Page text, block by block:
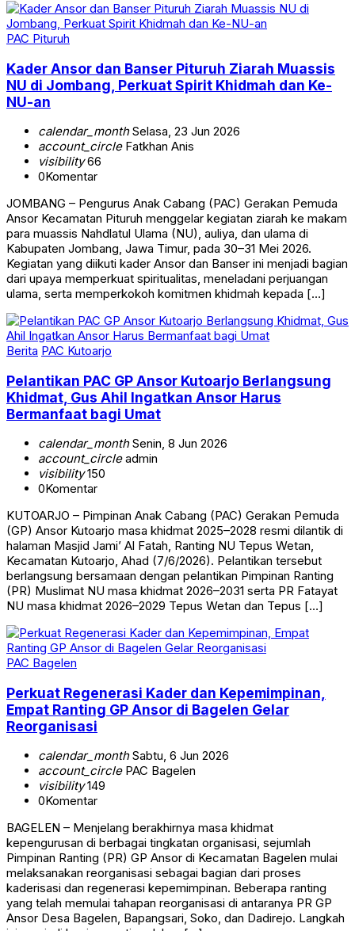
PAC Pituruh
Kader Ansor dan Banser Pituruh Ziarah Muassis
NU di Jombang, Perkuat Spirit Khidmah dan Ke-
NU-an
calendar_monthSelasa, 23 Jun 2026
account_circleFatkhan Anis
visibility66
0Komentar
JOMBANG – Pengurus Anak Cabang (PAC) Gerakan Pemuda
Ansor Kecamatan Pituruh menggelar kegiatan ziarah ke makam
para muassis Nahdlatul Ulama (NU), auliya, dan ulama di
Kabupaten Jombang, Jawa Timur, pada 30–31 Mei 2026.
Kegiatan yang diikuti kader Ansor dan Banser ini menjadi bagian
dari upaya memperkuat spiritualitas, meneladani perjuangan
ulama, serta memperkokoh komitmen khidmah kepada […]
Berita PAC Kutoarjo
Pelantikan PAC GP Ansor Kutoarjo Berlangsung
Khidmat, Gus Ahil Ingatkan Ansor Harus
Bermanfaat bagi Umat
calendar_monthSenin, 8 Jun 2026
account_circleadmin
visibility150
0Komentar
KUTOARJO – Pimpinan Anak Cabang (PAC) Gerakan Pemuda
(GP) Ansor Kutoarjo masa khidmat 2025–2028 resmi dilantik di
halaman Masjid Jami’ Al Fatah, Ranting NU Tepus Wetan,
Kecamatan Kutoarjo, Ahad (7/6/2026). Pelantikan tersebut
berlangsung bersamaan dengan pelantikan Pimpinan Ranting
(PR) Muslimat NU masa khidmat 2026–2031 serta PR Fatayat
NU masa khidmat 2026–2029 Tepus Wetan dan Tepus […]
PAC Bagelen
Perkuat Regenerasi Kader dan Kepemimpinan,
Empat Ranting GP Ansor di Bagelen Gelar
Reorganisasi
calendar_monthSabtu, 6 Jun 2026
account_circlePAC Bagelen
visibility149
0Komentar
BAGELEN – Menjelang berakhirnya masa khidmat
kepengurusan di berbagai tingkatan organisasi, sejumlah
Pimpinan Ranting (PR) GP Ansor di Kecamatan Bagelen mulai
melaksanakan reorganisasi sebagai bagian dari proses
kaderisasi dan regenerasi kepemimpinan. Beberapa ranting
yang telah memulai tahapan reorganisasi di antaranya PR GP
Ansor Desa Bagelen, Bapangsari, Soko, dan Dadirejo. Langkah